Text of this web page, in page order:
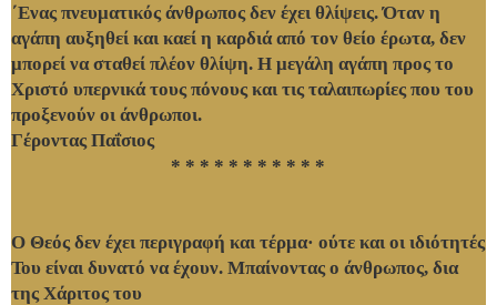
΄Ενας πνευματικός άνθρωπος δεν έχει θλίψεις. Όταν η
αγάπη αυξηθεί και καεί η καρδιά από τον θείο έρωτα, δεν
μπορεί να σταθεί πλέον θλίψη. Η μεγάλη αγάπη προς το
Χριστό υπερνικά τους πόνους και τις ταλαιπωρίες που του
προξενούν οι άνθρωποι.
Γέροντας Παΐσιος
* * * * * * * * * * *
Ο Θεός δεν έχει περιγραφή και τέρμα· ούτε και οι ιδιότητές
Του είναι δυνατό να έχουν. Μπαίνοντας ο άνθρωπος, δια
της Χάριτος του